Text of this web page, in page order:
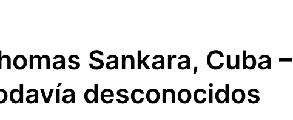
Sankara, Cuba –
desconocidos